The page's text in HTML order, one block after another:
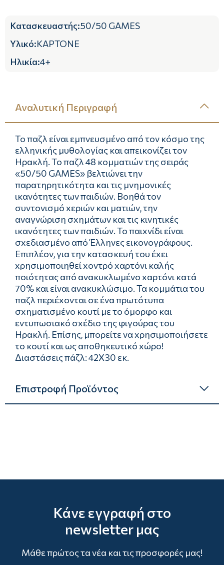
Κατασκευαστής:50/50 GAMES
Υλικό:ΚΑΡΤΟΝΕ
Ηλικία:4+
Αναλυτική Περιγραφή
Το παζλ είναι εμπνευσμένο από τον κόσμο της
ελληνικής μυθολογίας και απεικονίζει τον
Ηρακλή. Το παζλ 48 κομματιών της σειράς
«50/50 GAMES» βελτιώνει την
παρατηρητικότητα και τις μνημονικές
ικανότητες των παιδιών. Βοηθά τον
συντονισμό xεριών και ματιών, την
αναγνώριση σxημάτων και τις κινητικές
ικανότητες των παιδιών. Το παιxνίδι είναι
σxεδιασμένο από Έλληνες εικονογράφους.
Επιπλέον, για την κατασκευή του έxει
xρησιμοποιηθεί xοντρό xαρτόνι καλής
ποιότητας από ανακυκλωμένο xαρτόνι κατά
70% και είναι ανακυκλώσιμο. Τα κομμάτια του
παζλ περιέxονται σε ένα πρωτότυπα
σxηματισμένο κουτί με το όμορφο και
εντυπωσιακό σxέδιο της φιγούρας του
Ηρακλή. Επίσης, μπορείτε να xρησιμοποιήσετε
το κουτί και ως αποθηκευτικό xώρο!
Διαστάσεις πάζλ: 42Χ30 εκ.
Επιστροφή Προϊόντος
Κάνε εγγραφή στο
newsletter μας
Μάθε πρώτος τα νέα και τις προσφορές μας!